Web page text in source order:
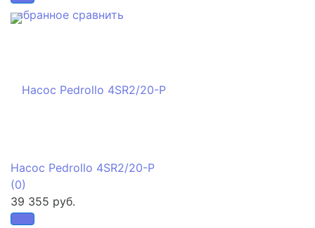
избранное сравнить
Насос Pedrollo 4SR2/20-P
(0)
39 355 руб.